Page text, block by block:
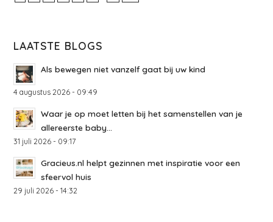
LAATSTE BLOGS
Als bewegen niet vanzelf gaat bij uw kind
4 augustus 2026 - 09:49
Waar je op moet letten bij het samenstellen van je
allereerste baby...
31 juli 2026 - 09:17
Gracieus.nl helpt gezinnen met inspiratie voor een
sfeervol huis
29 juli 2026 - 14:32